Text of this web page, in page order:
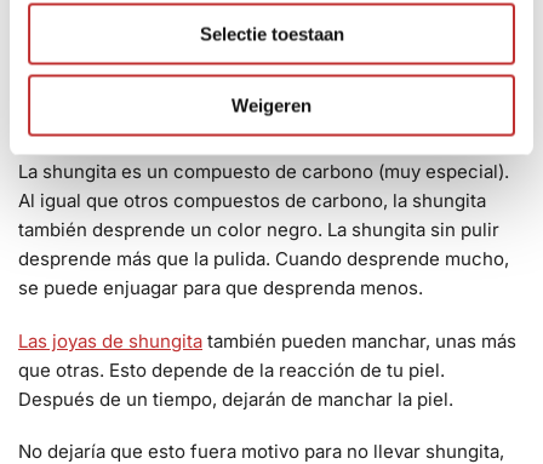
e
Selectie toestaan
Weigeren
trata realmente de shungita y su efecto es siempre el
mismo.
¿Es normal que la shungita deje marcas?
La shungita es un compuesto de carbono (muy especial).
Al igual que otros compuestos de carbono, la shungita
también desprende un color negro. La shungita sin pulir
desprende más que la pulida. Cuando desprende mucho,
se puede enjuagar para que desprenda menos.
Las joyas de shungita también pueden manchar, unas más
que otras. Esto depende de la reacción de tu piel.
Después de un tiempo, dejarán de manchar la piel.
No dejaría que esto fuera motivo para no llevar shungita,